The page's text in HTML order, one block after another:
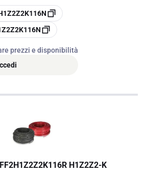
prezzi e disponibilità
FF2H1Z2Z2K116R H1Z2Z2-K